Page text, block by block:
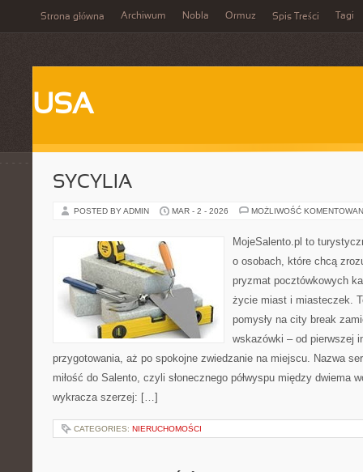
Strona główna Archiwum Nobla Ormuz Spis Treści Tagi
USA
SYCYLIA
POSTED BY ADMIN MAR - 2 - 2026 MOŻLIWOŚĆ
MojeSalento.pl to
o osobach, które chcą
pryzmat pocztówkowych
życie miast i miasteczek.
pomysły na city break
wskazówki – od pierwszej
przygotowania, aż po spokojne zwiedzanie na miejscu. Nazwa
miłość do Salento, czyli słonecznego półwyspu między dwiema
wykracza szerzej: […]
CATEGORIES: NIERUCHOMOŚCI